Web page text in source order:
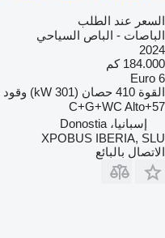
السعر عند الطلب
الباصات - الباص السياحي
2024
184.000 كم
Euro 6
القوة 410 حصان (301 kW) وقود
57+C+G+WC Alto
إسبانيا، Donostia
XPOBUS IBERIA, SLU
الاتصال بالبائع